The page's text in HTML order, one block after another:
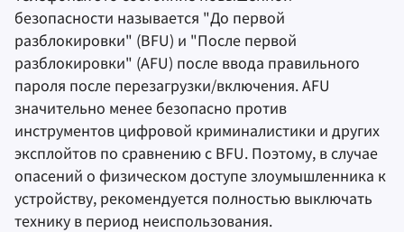
безопасности называется "До первой
разблокировки" (BFU) и "После первой
разблокировки" (AFU) после ввода правильного
пароля после перезагрузки/включения. AFU
значительно менее безопасно против
инструментов цифровой криминалистики и других
эксплойтов по сравнению с BFU. Поэтому, в случае
опасений о физическом доступе злоумышленника к
устройству, рекомендуется полностью выключать
технику в период неиспользования.